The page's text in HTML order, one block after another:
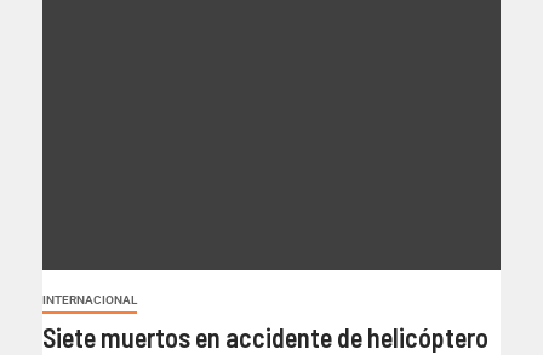
INTERNACIONAL
Siete muertos en accidente de helicóptero